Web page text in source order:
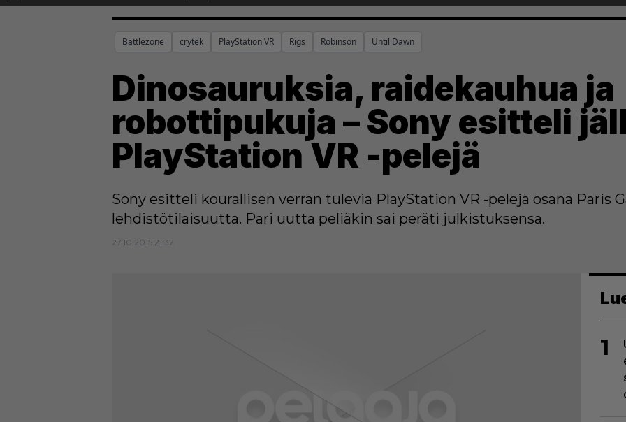
Battlezone crytek PlayStation VR Rigs Robinson Until Dawn
Dinosauruksia, raidekauhua ja
robottipukuja – Sony esitteli
PlayStation VR -pelejä
Sony esitteli kourallisen verran tulevia PlayStation VR -pelejä osana Paris
lehdistötilaisuutta. Pari uutta peliäkin sai peräti julkistuksensa.
27.10.2015 21:32
1